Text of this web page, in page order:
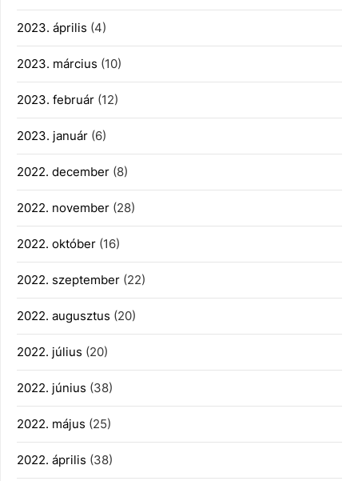
2023. április (4)
2023. március (10)
2023. február (12)
2023. január (6)
2022. december (8)
2022. november (28)
2022. október (16)
2022. szeptember (22)
2022. augusztus (20)
2022. július (20)
2022. június (38)
2022. május (25)
2022. április (38)